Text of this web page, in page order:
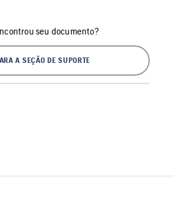
seu documento?
A SEÇÃO DE SUPORTE